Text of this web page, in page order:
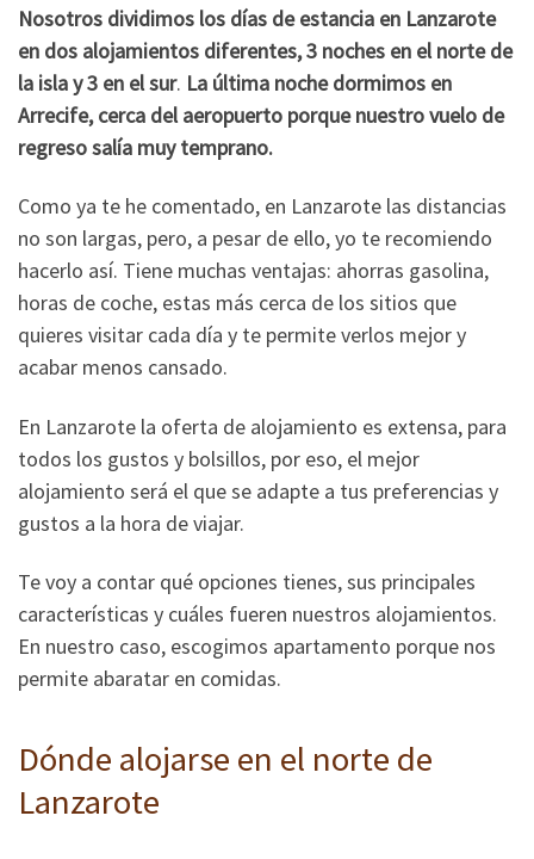
Nosotros dividimos los días de estancia en Lanzarote
en dos alojamientos diferentes, 3 noches en el norte de
la isla y 3 en el sur. La última noche dormimos en
Arrecife, cerca del aeropuerto porque nuestro vuelo de
regreso salía muy temprano.
Como ya te he comentado, en Lanzarote las distancias
no son largas, pero, a pesar de ello, yo te recomiendo
hacerlo así. Tiene muchas ventajas: ahorras gasolina,
horas de coche, estas más cerca de los sitios que
quieres visitar cada día y te permite verlos mejor y
acabar menos cansado.
En Lanzarote la oferta de alojamiento es extensa, para
todos los gustos y bolsillos, por eso, el mejor
alojamiento será el que se adapte a tus preferencias y
gustos a la hora de viajar.
Te voy a contar qué opciones tienes, sus principales
características y cuáles fueren nuestros alojamientos.
En nuestro caso, escogimos apartamento porque nos
permite abaratar en comidas.
Dónde alojarse en el norte de
Lanzarote